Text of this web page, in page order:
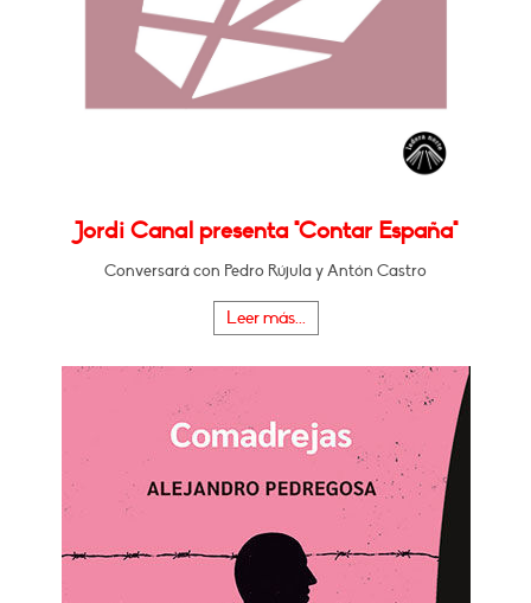
Jordi Canal presenta "Contar España"
Conversará con Pedro Rújula y Antón Castro
Leer más...